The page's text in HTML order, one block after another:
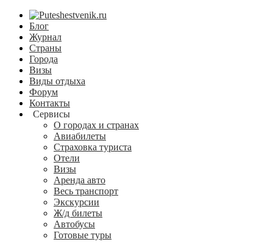
Блог
Журнал
Страны
Города
Визы
Виды отдыха
Форум
Контакты
Сервисы
О городах и странах
Авиабилеты
Страховка туриста
Отели
Визы
Аренда авто
Весь транспорт
Экскурсии
Ж/д билеты
Автобусы
Готовые туры